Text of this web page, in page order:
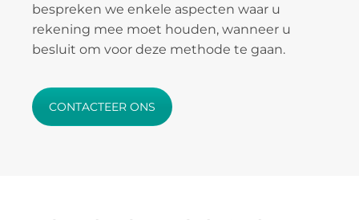
bespreken we enkele aspecten waar u
rekening mee moet houden, wanneer u
besluit om voor deze methode te gaan.
CONTACTEER ONS